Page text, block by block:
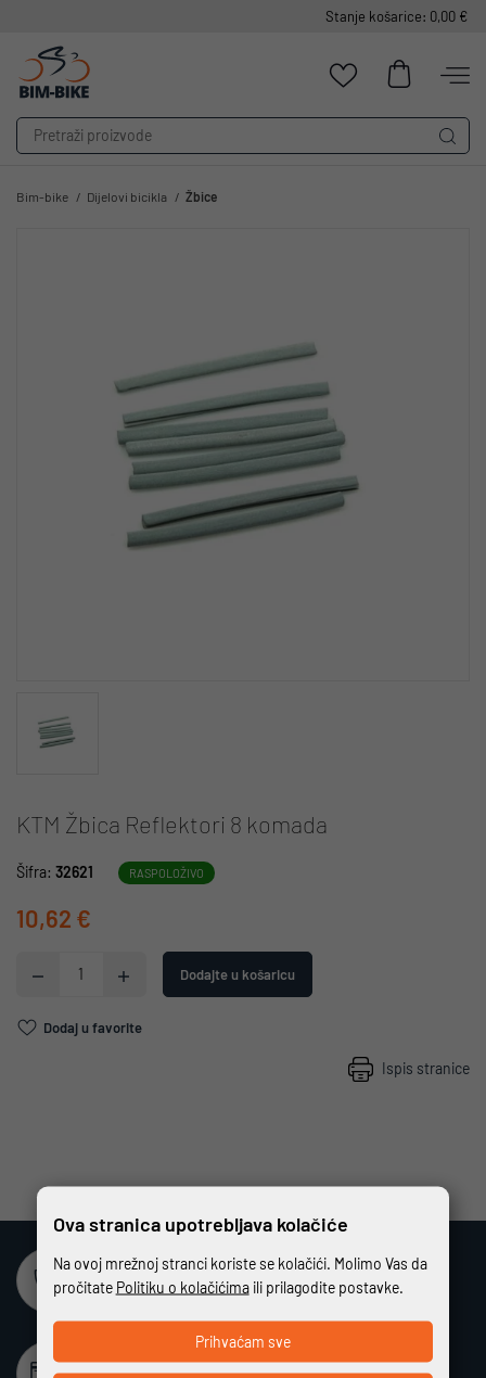
Stanje košarice: 0,00 €
Bim-bike Dijelovi bicikla Žbice
KTM Žbica Reflektori 8 komada
Šifra: 32621 RASPOLOŽIVO
10,62 €
Dodajte u košaricu
Dodaj u favorite
Ispis stranice
Sigurna online kupovina
Potpuno zaštićeno i sigurno plaćanje
Beskamatno plaćanje
Ova stranica upotrebljava kolačiće
Na ovoj mrežnoj stranci koriste se kolačići. Molimo Vas da
pročitate Politiku o kolačićimaili prilagodite postavke.
Prihvaćam sve